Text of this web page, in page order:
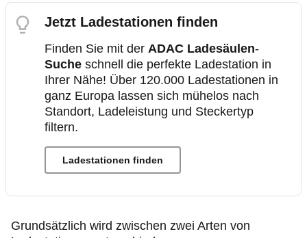
Jetzt Ladestationen finden
Finden Sie mit der ADAC Ladesäulen-
Suche schnell die perfekte Ladestation in
Ihrer Nähe! Über 120.000 Ladestationen in
ganz Europa lassen sich mühelos nach
Standort, Ladeleistung und Steckertyp
filtern.
Ladestationen finden
Grundsätzlich wird zwischen zwei Arten von